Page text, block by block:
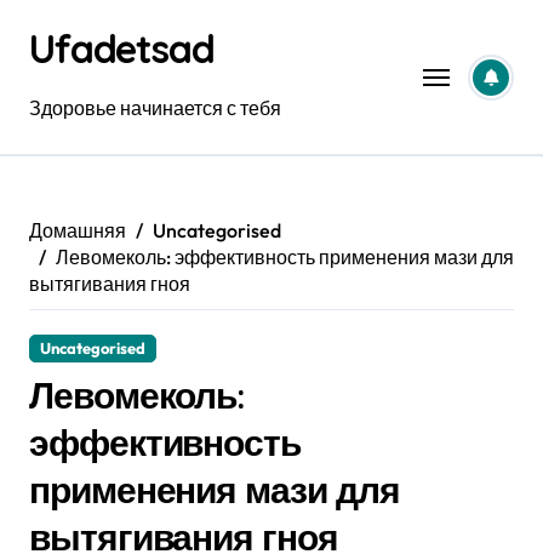
содержанию
Ufadetsad
Здоровье начинается с тебя
Домашняя
Uncategorised
Левомеколь: эффективность применения мази для
вытягивания гноя
Uncategorised
Левомеколь:
эффективность
применения мази для
вытягивания гноя